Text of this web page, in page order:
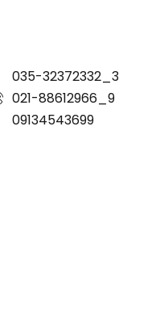
035-32372332_3
021-88612966_9
09134543699